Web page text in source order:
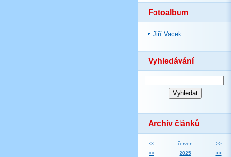
Fotoalbum
Jiří Vacek
Vyhledávání
Archiv článků
<< červen
>>
<<
2025 >>